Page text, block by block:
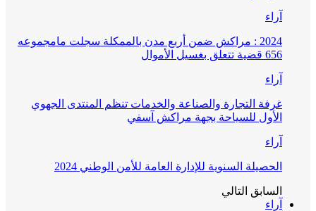
آراء
2024 : مراكش ضمن أربع مدن بالممكلة سجلت مامجموعه
656 قضية تتعلق بغسيل الأموال
آراء
غرفة التجارة والصناعة والخدمات تنظم المنتدى الجهوي
الأول للسياحة بجهة مراكش آسفي
آراء
الحصيلة السنوية للإدارة العامة للأمن الوطني 2024
السابق التالي
آراء